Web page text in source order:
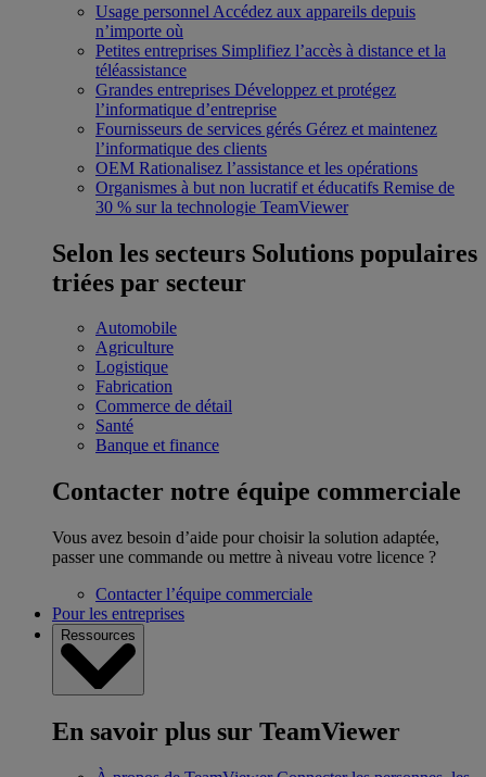
Usage personnel Accédez aux appareils depuis
n’importe où
Petites entreprises Simplifiez l’accès à distance et la
téléassistance
Grandes entreprises Développez et protégez
l’informatique d’entreprise
Fournisseurs de services gérés Gérez et maintenez
l’informatique des clients
OEM Rationalisez l’assistance et les opérations
Organismes à but non lucratif et éducatifs Remise de
30 % sur la technologie TeamViewer
Selon les secteurs Solutions populaires
triées par secteur
Automobile
Agriculture
Logistique
Fabrication
Commerce de détail
Santé
Banque et finance
Contacter notre équipe commerciale
Vous avez besoin d’aide pour choisir la solution adaptée,
passer une commande ou mettre à niveau votre licence ?
Contacter l’équipe commerciale
Pour les entreprises
Ressources
En savoir plus sur TeamViewer